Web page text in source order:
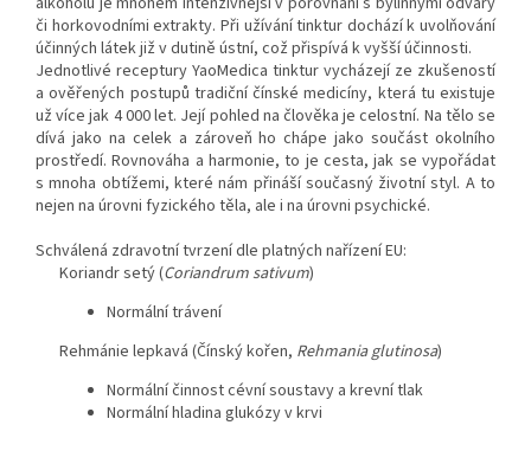
či horkovodními extrakty. Při užívání tinktur dochází k uvolňování
účinných látek již v dutině ústní, což přispívá k vyšší účinnosti.
Jednotlivé receptury YaoMedica tinktur vycházejí ze zkušeností
a ověřených postupů tradiční čínské medicíny, která tu existuje
už více jak 4 000 let. Její pohled na člověka je celostní. Na tělo se
dívá jako na celek a zároveň ho chápe jako součást okolního
prostředí. Rovnováha a harmonie, to je cesta, jak se vypořádat
s mnoha obtížemi, které nám přináší současný životní styl. A to
nejen na úrovni fyzického těla, ale i na úrovni psychické.
Schválená zdravotní tvrzení dle platných nařízení EU:
Koriandr setý (Coriandrum sativum)
Normální trávení
Rehmánie lepkavá (Čínský kořen, Rehmania glutinosa)
Normální činnost cévní soustavy a krevní tlak
Normální hladina glukózy v krvi